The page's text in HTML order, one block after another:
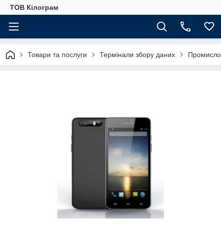
ТОВ Кілограм
Товари та послуги Термінали збору даних